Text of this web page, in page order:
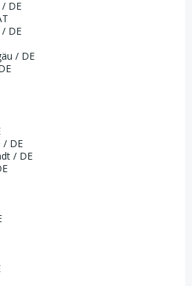
/ DE
/ DE
/ DE
/ DE
/ DE